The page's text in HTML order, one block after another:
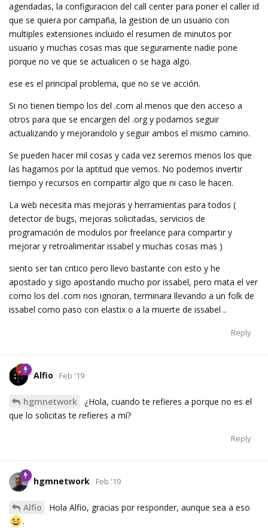
agendadas, la configuracion del call center para poner el caller id
que se quiera por campaña, la gestion de un usuario con
multiples extensiones incluido el resumen de minutos por
usuario y muchas cosas mas que seguramente nadie pone
porque no ve que se actualicen o se haga algo.
ese es el principal problema, que no se ve acción.
Si no tienen tiempo los del .com al menos que den acceso a
otros para que se encargen del .org y podamos seguir
actualizando y mejorandolo y seguir ambos el mismo camino.
Se pueden hacer mil cosas y cada vez seremos menos los que
las hagamos por la aptitud que vemos. No podemos invertir
tiempo y recursos en compartir algo que ni caso le hacen.
La web necesita mas mejoras y herramientas para todos (
detector de bugs, mejoras solicitadas, servicios de
programación de modulos por freelance para compartir y
mejorar y retroalimentar issabel y muchas cosas mas )
siento ser tan critico pero llevo bastante con esto y he
apostado y sigo apostando mucho por issabel, pero mata el ver
como los del .com nos ignoran, terminara llevando a un folk de
issabel como paso con elastix o a la muerte de issabel ..
Reply
Alfio Feb '19
hgmnetwork
¿Hola, cuando te refieres a porque no es el
que lo solicitas te refieres a mí?
Reply
hgmnetwork Feb '19
Alfio
Hola Alfio, gracias por responder, aunque sea a eso
.